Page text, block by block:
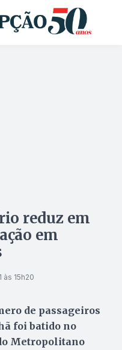
reduz em
em
às 15h20
de passageiros
foi batido no
Metropolitano